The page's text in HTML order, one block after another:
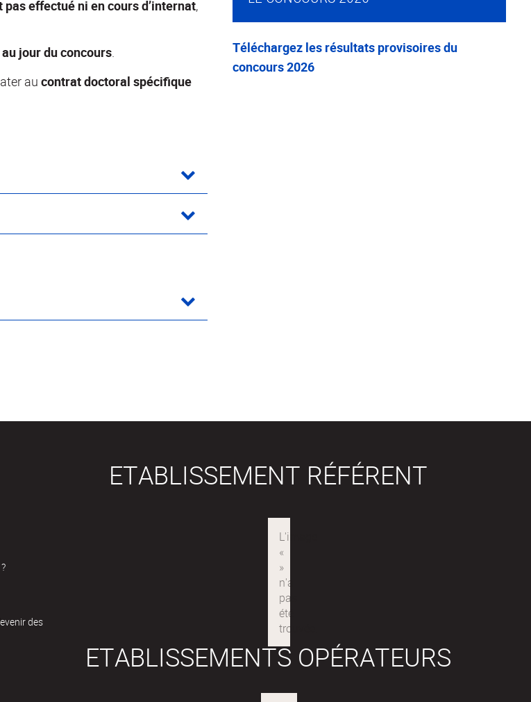
pas effectué ni en cours d’internat,
jour du concours.
au contrat doctoral spécifique
Téléchargez les résultats provisoires du
concours 2026
des
ETABLISSEMENT RÉFÉRENT
ETABLISSEMENTS OPÉRATEURS